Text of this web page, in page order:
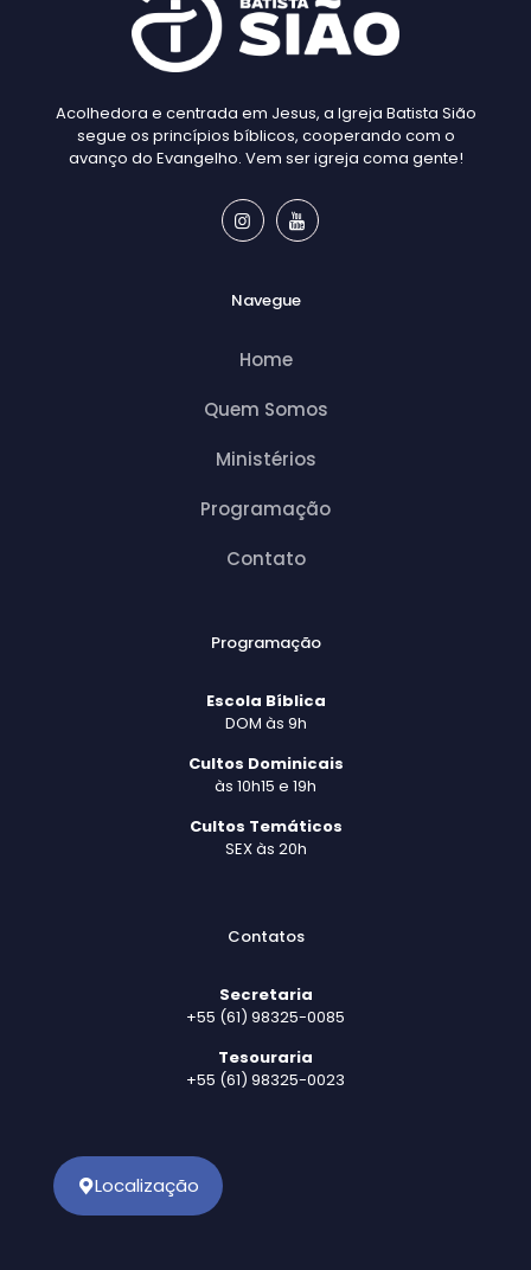
Acolhedora e centrada em Jesus, a Igreja Batista Sião
segue os princípios bíblicos, cooperando com o
avanço do Evangelho. Vem ser igreja coma gente!
Navegue
Home
Quem Somos
Ministérios
Programação
Contato
Programação
Escola Bíblica
DOM às 9h
Cultos Dominicais
às 10h15 e 19h
Cultos Temáticos
SEX às 20h
Contatos
Secretaria
+55 (61) 98325-0085
Tesouraria
+55 (61) 98325-0023
Localização